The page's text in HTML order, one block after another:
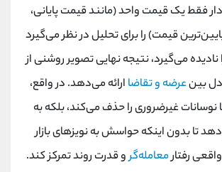
فقط یک قیمت واحد (مانند قیمت پایانی،
قیمت) را برای تحلیل در نظر می‌گیرد
نادیده می‌گیرد، نتیجه نهایی تصویر روشنی از
بینعرضه و تقاضا ارائه می‌دهد. در واقع،
نوسانات غیرضروری را حذف می‌کند، بلکه به
تا بدون اینکه حواسش به نویزهای بازار
رفتارمعامله‌گرو قدرت روند تمرکز کند.